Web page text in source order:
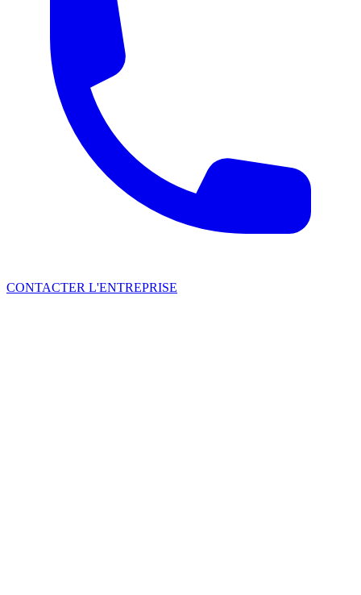
CONTACTER L'ENTREPRISE